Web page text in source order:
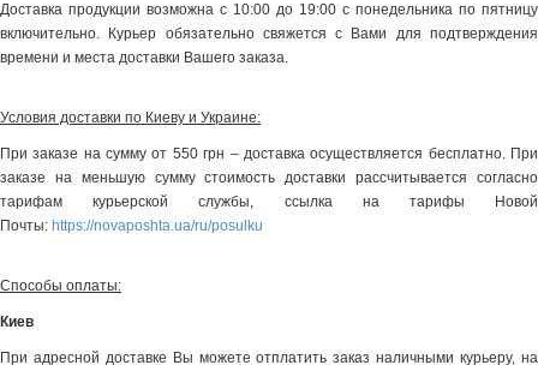
Доставка продукции возможна с 10:00 до 19:00 с понедельника по пятницу
включительно. Курьер обязательно свяжется с Вами для подтверждения
времени и места доставки Вашего заказа.
Условия доставки по Киеву и Украине:
При заказе на сумму от 550 грн – доставка осуществляется бесплатно. При
заказе на меньшую сумму стоимость доставки рассчитывается согласно
тарифам курьерской службы, ссылка на тарифы Новой
Почты: https://novaposhta.ua/ru/posulku
Способы оплаты:
Киев
При адресной доставке Вы можете отплатить заказ наличными курьеру, на